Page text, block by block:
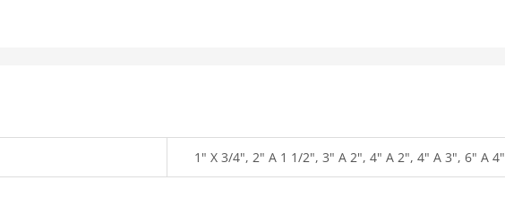
1" X 3/4", 2" A 1 1/2", 3" A 2", 4" A 2", 4" A 3", 6" A 4"